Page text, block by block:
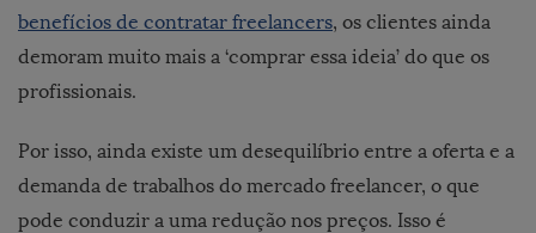
benefícios de contratar freelancers, os clientes ainda
demoram muito mais a ‘comprar essa ideia’ do que os
profissionais.
Por isso, ainda existe um desequilíbrio entre a oferta e a
demanda de trabalhos do mercado freelancer, o que
pode conduzir a uma redução nos preços. Isso é